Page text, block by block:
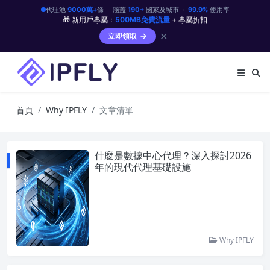
代理池 9000萬+條 · 涵蓋 190+國家及城市 · 99.9%使用率
🎁 新用戶專屬： 500MB免費流量 + 專屬折扣
立即領取
✕
首頁 Why IPFLY 文章清單
什麼是數據中心代理？深入探討2026
年的現代代理基礎設施
Why IPFLY